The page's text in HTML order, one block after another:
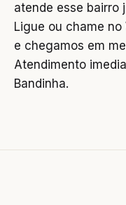
atende esse bairro
Ligue ou chame
e chegamos em
Atendimento
Bandinha.